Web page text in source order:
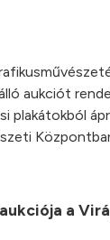
aukciót
plakátokból
a